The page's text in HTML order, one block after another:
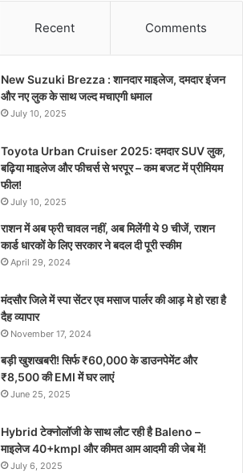
Recent Comments
New Suzuki Brezza : शानदार माइलेज, दमदार इंजन
और नए लुक के साथ जल्द मचाएगी धमाल
July 10, 2025
Toyota Urban Cruiser 2025: दमदार SUV लुक,
बढ़िया माइलेज और फीचर्स से भरपूर – कम बजट में प्रीमियम
फील!
July 10, 2025
राशन में अब फ्री चावल नहीं, अब मिलेंगी ये 9 चीजें, राशन
कार्ड धारकों के लिए सरकार ने बदल दी पूरी स्कीम
April 29, 2024
मंदसौर जिले में स्पा सेंटर एव मसाज पार्लर की आड़ मे हो रहा है
दैह व्यापार
November 17, 2024
बड़ी खुशखबरी! सिर्फ ₹60,000 के डाउनपेमेंट और
₹8,500 की EMI में घर लाएं
June 25, 2025
Hybrid टेक्नोलॉजी के साथ लौट रही है Baleno –
माइलेज 40+kmpl और कीमत आम आदमी की जेब में!
July 6, 2025